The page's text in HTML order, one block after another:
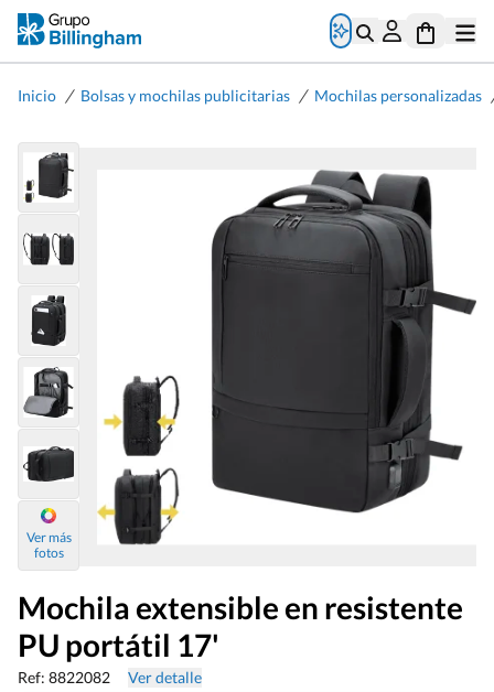
Inicio / Bolsas y mochilas publicitarias / Mochilas personalizadas
Ver más
fotos
Mochila extensible en resistente
PU portátil 17'
Ref: 8822082 Ver detalle